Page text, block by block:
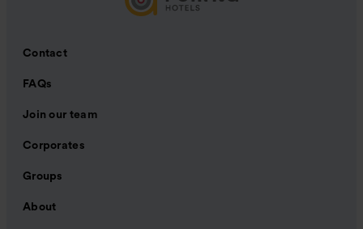
Contact
FAQs
Join our team
Corporates
Groups
About